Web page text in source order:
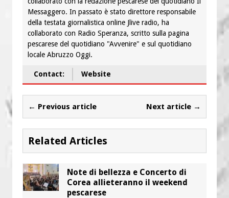
Messaggero. In passato è stato direttore responsabile
della testata giornalistica online Jlive radio, ha
collaborato con Radio Speranza, scritto sulla pagina
pescarese del quotidiano "Avvenire" e sul quotidiano
locale Abruzzo Oggi.
Contact: Website
← Previous article Next article →
Related Articles
Note di bellezza e Concerto di
Corea allieteranno il weekend
pescarese